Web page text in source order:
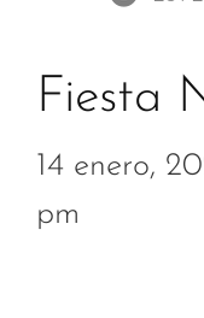
Fiesta
14 enero,
pm